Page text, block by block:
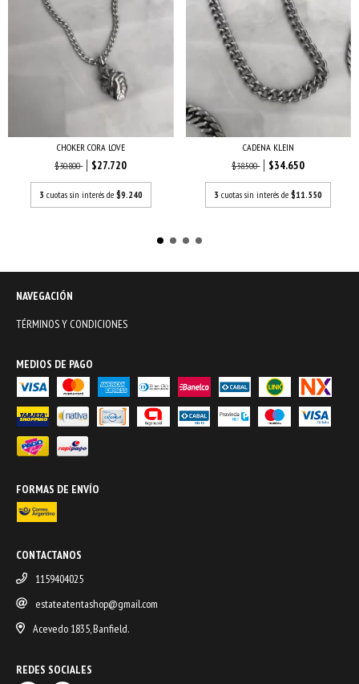
CHOKER CORA LOVE
$30.800
$27.720
3 cuotas sin interés de $9.240
CADENA KLEIN
$38.500
$34.650
3 cuotas sin interés de$11.550
NAVEGACIÓN
TÉRMINOS Y CONDICIONES
MEDIOS DE PAGO
FORMAS DE ENVÍO
CONTACTANOS
1159404025
estateatentashop@gmail.com
Acevedo 1835, Banfield.
REDES SOCIALES